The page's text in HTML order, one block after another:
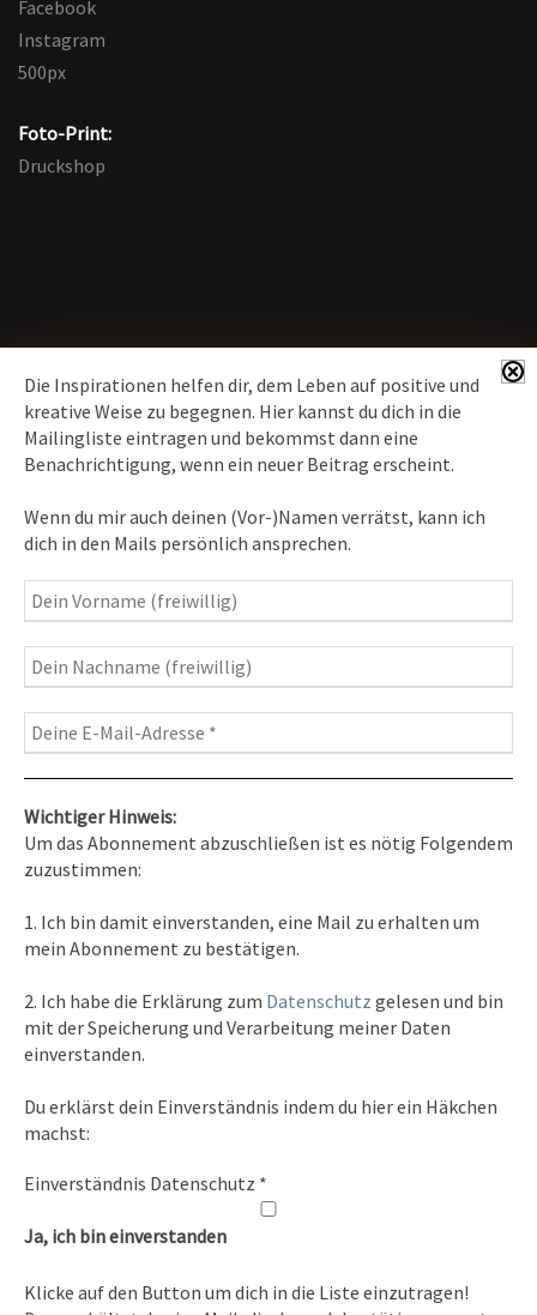
Die Inspirationen helfen dir, dem Leben auf positive und
kreative Weise zu begegnen. Hier kannst du dich in die
Mailingliste eintragen und bekommst dann eine
Benachrichtigung, wenn ein neuer Beitrag erscheint.
Wenn du mir auch deinen (Vor-)Namen verrätst, kann ich
dich in den Mails persönlich ansprechen.
Wichtiger Hinweis:
Um das Abonnement abzuschließen ist es nötig Folgendem
zuzustimmen:
1. Ich bin damit einverstanden, eine Mail zu erhalten um
mein Abonnement zu bestätigen.
2. Ich habe die Erklärung zum Datenschutz gelesen und bin
mit der Speicherung und Verarbeitung meiner Daten
einverstanden.
Du erklärst dein Einverständnis indem du hier ein Häkchen
machst:
Einverständnis Datenschutz *
Ja, ich bin einverstanden
Klicke auf den Button um dich in die Liste einzutragen!
Facebook
Instagram
500px
Foto-Print:
Druckshop
News erhalten
Inspirationen
– Bewusstseins-Impulse, Meditation &
Heilung, Texte & Botschaften
Fotografie– Fotoblog, Kalender, Workshops
Kontakt
Tel. 0351/2681691
E-Mail: info [at ] spirit-on-earth.com
Heilpraxis
Heilpraxis Hirschburger
Rechtliches
Impressum